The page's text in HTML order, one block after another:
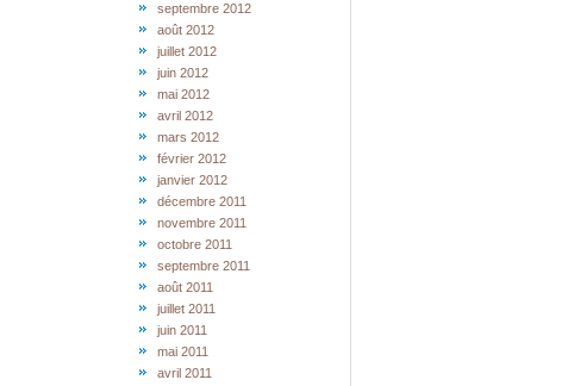
septembre 2012
août 2012
juillet 2012
juin 2012
mai 2012
avril 2012
mars 2012
février 2012
janvier 2012
décembre 2011
novembre 2011
octobre 2011
septembre 2011
août 2011
juillet 2011
juin 2011
mai 2011
avril 2011